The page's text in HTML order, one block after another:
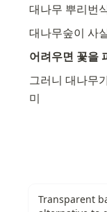
대나무 뿌리번
대나무숲이 사
어려우면 꽃을
그러니 대나무
미
Transparent